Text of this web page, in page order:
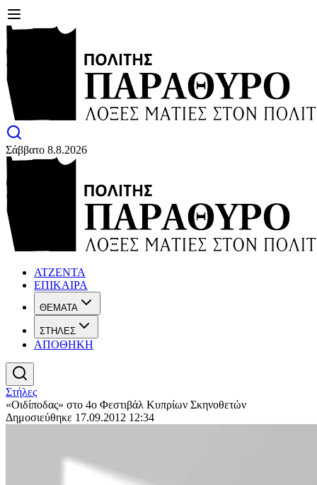
Σάββατο 8.8.2026
ΑΤΖΕΝΤΑ
ΕΠΙΚΑΙΡΑ
ΘΕΜΑΤΑ
ΣΤΗΛΕΣ
ΑΠΟΘΗΚΗ
Στήλες
«Οιδίποδας» στο 4ο Φεστιβάλ Κυπρίων Σκηνοθετών
Δημοσιεύθηκε 17.09.2012 12:34